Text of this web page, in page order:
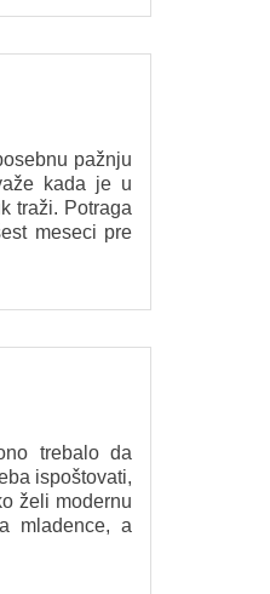
pažnju
kada je u
traži. Potraga
meseci pre
trebalo da
ispoštovati,
želi modernu
mladence, a